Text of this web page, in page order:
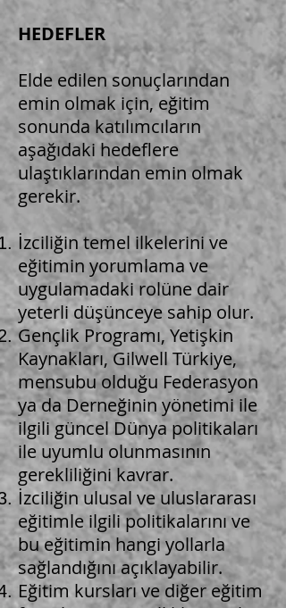
HEDEFLER
Elde edilen sonuçlarından
emin olmak için, eğitim
sonunda katılımcıların
aşağıdaki hedeflere
ulaştıklarından emin olmak
gerekir.
İzciliğin temel ilkelerini ve
eğitimin yorumlama ve
uygulamadaki rolüne dair
yeterli düşünceye sahip olur.
Gençlik Programı, Yetişkin
Kaynakları, Gilwell Türkiye,
mensubu olduğu Federasyon
ya da Derneğinin yönetimi ile
ilgili güncel Dünya politikaları
ile uyumlu olunmasının
gerekliliğini kavrar.
İzciliğin ulusal ve uluslararası
eğitimle ilgili politikalarını ve
bu eğitimin hangi yollarla
sağlandığını açıklayabilir.
Eğitim kursları ve diğer eğitim